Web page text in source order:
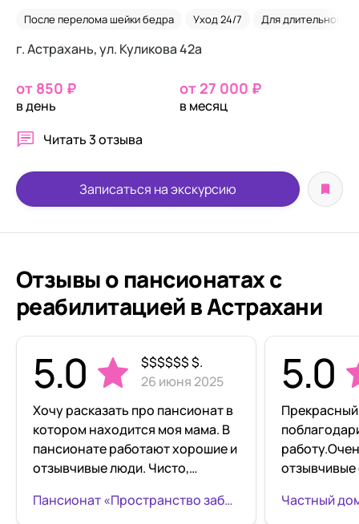
После перелома шейки бедра Уход 24/7 Для длительного
г. Астрахань, ул. Куликова 42а
от 850 ₽
в день
от 27 000 ₽
в месяц
Читать3 отзыва
Записаться на экскурсию
Отзывы о пансионатах с
реабилитацией в Астрахани
5.0
$$$$$$ $.
26 июня 2025
Хочу расказать про пансионат в
котором находится моя мама. В
пансионате работают хорошие и
отзывчивые люди. Чисто,
присутствовал сам лично на
Пансионат «Пространство заботы» в Астрахани
5.0
добротой,